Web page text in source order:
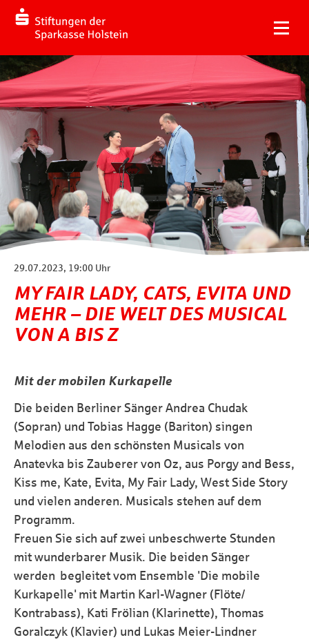
29.07.2023, 19:00 Uhr
MY FAIR LADY, CATS, EVITA UND
MEHR – DIE WELT DES MUSICAL
VON A BIS Z
Mit der mobilen Kurkapelle
Die beiden Berliner Sänger Andrea Chudak
(Sopran) und Tobias Hagge (Bariton) singen
Melodien aus den schönsten Musicals von
Anatevka bis Zauberer von Oz, aus Porgy and Bess,
Kiss me, Kate, Evita, My Fair Lady, West Side Story
und vielen anderen. Musicals stehen auf dem
Programm.
Freuen Sie sich auf zwei unbeschwerte Stunden
mit wunderbarer Musik. Die beiden Sänger
werden begleitet vom Ensemble 'Die mobile
Kurkapelle' mit Martin Karl-Wagner (Flöte/
Kontrabass), Kati Frölian (Klarinette), Thomas
Goralczyk (Klavier) und Lukas Meier-Lindner